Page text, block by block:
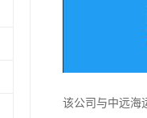
该公司与中远海